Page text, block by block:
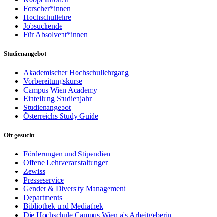
Forscher*innen
Hochschullehre
Jobsuchende
Für Absolvent*innen
Studienangebot
Akademischer Hochschullehrgang
Vorbereitungskurse
Campus Wien Academy
Einteilung Studienjahr
Studienangebot
Österreichs Study Guide
Oft gesucht
Förderungen und Stipendien
Offene Lehrveranstaltungen
Zewiss
Presseservice
Gender & Diversity Management
Departments
Bibliothek und Mediathek
Die Hochschule Campus Wien als Arbeitgeberin